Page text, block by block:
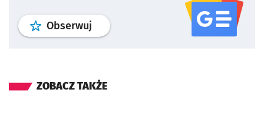
Obserwuj profil serwisu
ZOBACZ TAKŻE